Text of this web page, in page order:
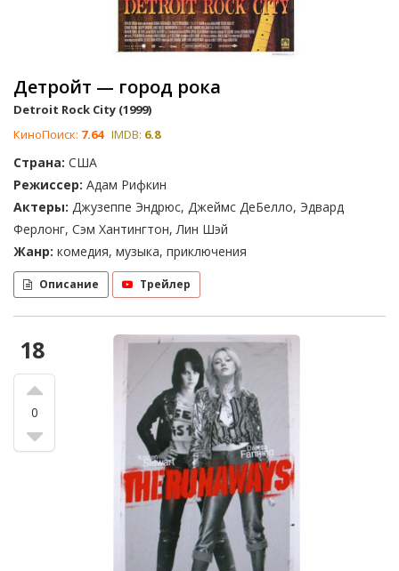
Детройт — город рока
Detroit Rock City (1999)
КиноПоиск: 7.64 IMDB: 6.8
Страна: США
Режиссер: Адам Рифкин
Актеры: Джузеппе Эндрюс, Джеймс ДеБелло, Эдвард
Ферлонг, Сэм Хантингтон, Лин Шэй
Жанр: комедия, музыка, приключения
Описание Трейлер
18
0